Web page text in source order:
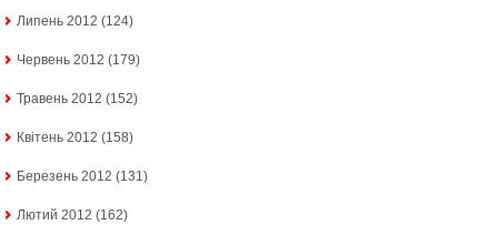
Липень 2012 (124)
Червень 2012 (179)
Травень 2012 (152)
Квітень 2012 (158)
Березень 2012 (131)
Лютий 2012 (162)